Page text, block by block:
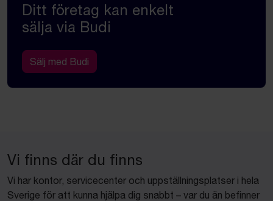
Ditt företag kan enkelt
sälja via Budi
Sälj med Budi
Vi finns där du finns
Vi har kontor, servicecenter och uppställningsplatser i hela
Sverige för att kunna hjälpa dig snabbt – var du än befinner